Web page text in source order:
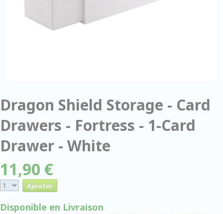
Dragon Shield Storage - Card
Drawers - Fortress - 1-Card
Drawer - White
11,90 €
Disponible en Livraison